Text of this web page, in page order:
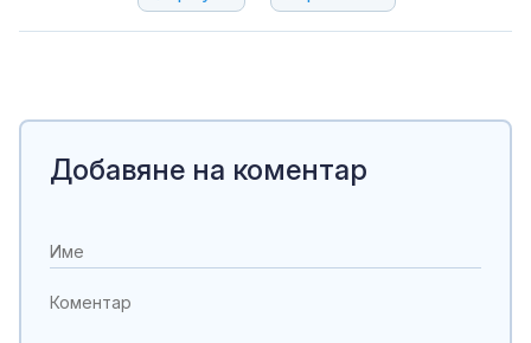
Добавяне на коментар